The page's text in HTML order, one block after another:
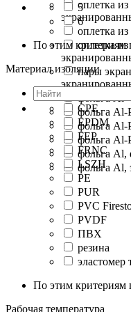
оплетка
оплетка
оплетка
пары
фольга Al
фольга Al-
фольга Al-
фольга Al-
фольга Al,
фольга Al,
5
6
По этим критериям
Материал изоляции
CPE
EPDM
FEP
FRNC
LSZH
PE
PUR
PVC
PVDF
ПВХ
резина
эластомер
По этим критериям
Рабочая температура